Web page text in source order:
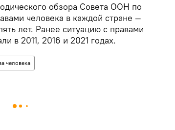
обзора Совета ООН по
человека в каждой стране —
лет. Ранее ситуацию с правами
в 2011, 2016 и 2021 годах.
человека